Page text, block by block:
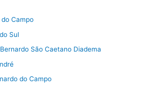
Campo
Sul
São Caetano Diadema
do Campo